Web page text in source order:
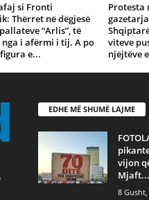
si Fronti
Thërret në dëgjesë
“Arlis”, të
i afërmi i tij. A po
e...
Protesta
viteve
njëjtëve
EDHE MË SHUMË LAJME
vijon
Mjaft...
8 Gusht,